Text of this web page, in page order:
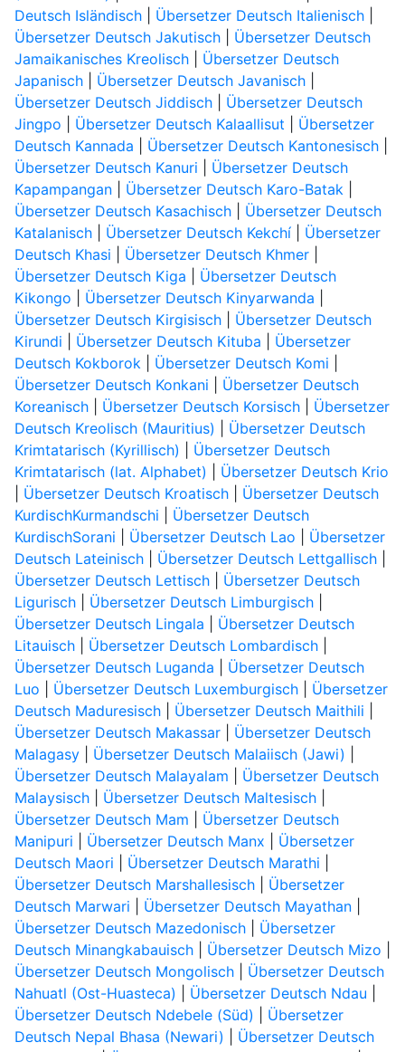
Deutsch Isländisch| Übersetzer Deutsch Italienisch|
Übersetzer Deutsch Jakutisch| Übersetzer Deutsch
Jamaikanisches Kreolisch| Übersetzer Deutsch
Japanisch| Übersetzer Deutsch Javanisch|
Übersetzer Deutsch Jiddisch| Übersetzer Deutsch
Jingpo
Übersetzer Deutsch Kalaallisut
Übersetzer
Deutsch Kannada
Übersetzer Deutsch Kantonesisch|
Übersetzer Deutsch Kanuri
Übersetzer Deutsch
Kapampangan| Übersetzer Deutsch Karo-Batak|
Übersetzer Deutsch Kasachisch| Übersetzer Deutsch
Katalanisch| Übersetzer Deutsch Kekchí| Übersetzer
Deutsch Khasi
Übersetzer Deutsch Khmer|
Übersetzer Deutsch Kiga
Übersetzer Deutsch
Kikongo
Übersetzer Deutsch Kinyarwanda
Übersetzer Deutsch Kirgisisch| Übersetzer Deutsch
Kirundi
Übersetzer Deutsch Kituba
Übersetzer
Deutsch Kokborok| Übersetzer Deutsch Komi
Übersetzer Deutsch Konkani
Übersetzer Deutsch
Koreanisch| Übersetzer Deutsch Korsisch| Übersetzer
Deutsch Kreolisch (Mauritius)
Übersetzer Deutsch
Krimtatarisch (Kyrillisch)
Übersetzer Deutsch
Krimtatarisch (lat. Alphabet)
Übersetzer Deutsch Krio
Übersetzer Deutsch Kroatisch| Übersetzer Deutsch
KurdischKurmandschi
Übersetzer Deutsch
KurdischSorani
Übersetzer Deutsch Lao
Übersetzer
Deutsch Lateinisch| Übersetzer Deutsch Lettgallisch|
Übersetzer Deutsch Lettisch| Übersetzer Deutsch
Ligurisch| Übersetzer Deutsch Limburgisch|
Übersetzer Deutsch Lingala
Übersetzer Deutsch
Litauisch| Übersetzer Deutsch Lombardisch|
Übersetzer Deutsch Luganda
Übersetzer Deutsch
Luo
Übersetzer Deutsch Luxemburgisch| Übersetzer
Deutsch Maduresisch| Übersetzer Deutsch Maithili
Übersetzer Deutsch Makassar| Übersetzer Deutsch
Malagasy| Übersetzer Deutsch Malaiisch (Jawi)
Übersetzer Deutsch Malayalam
Übersetzer Deutsch
Malaysisch| Übersetzer Deutsch Maltesisch|
Übersetzer Deutsch Mam
Übersetzer Deutsch
Manipuri
Übersetzer Deutsch Manx
Übersetzer
Deutsch Maori
Übersetzer Deutsch Marathi
Übersetzer Deutsch Marshallesisch| Übersetzer
Deutsch Marwari
Übersetzer Deutsch Mayathan|
Übersetzer Deutsch Mazedonisch| Übersetzer
Deutsch Minangkabauisch| Übersetzer Deutsch Mizo
Übersetzer Deutsch Mongolisch| Übersetzer Deutsch
Nahuatl (Ost-Huasteca)
Übersetzer Deutsch Ndau
Übersetzer Deutsch Ndebele (Süd)
Übersetzer
Deutsch Nepal Bhasa (Newari)
Übersetzer Deutsch